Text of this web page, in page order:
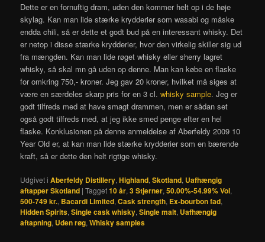
Dette er en fornuftig dram, uden den kommer helt op i de høje
skylag. Kan man lide stærke krydderier som wasabi og måske
endda chili, så er dette et godt bud på en interessant whisky. Det
er netop i disse stærke krydderier, hvor den virkelig skiller sig ud
fra mængden. Kan man lide røget whisky eller sherry lagret
whisky, så skal mn gå uden op denne. Man kan købe en flaske
for omkring 750,- kroner. Jeg gav 20 kroner, hvilket må siges at
være en særdeles skarp pris for en 3 cl.whisky sample. Jeg er
godt tilfreds med at have smagt drammen, men er sådan set
også godt tilfreds med, at jeg ikke smed penge efter en hel
flaske. Konklusionen på denne anmeldelse af Aberfeldy 2009 10
Year Old er, at kan man lide stærke krydderier som en bærende
kraft, så er dette den helt rigtige whisky.
Udgivet i Aberfeldy Distillery,Highland,Skotland, Uafhængig
aftapper Skotland |Tagget10 år,3 Stjerner,50.00%-54.99% Vol,
500-749 kr., Bacardi Limited,Cask strength, Ex-bourbon fad,
Hidden Spirits,Single cask whisky,Single malt, Uafhængig
aftapning, Uden røg,Whisky samples